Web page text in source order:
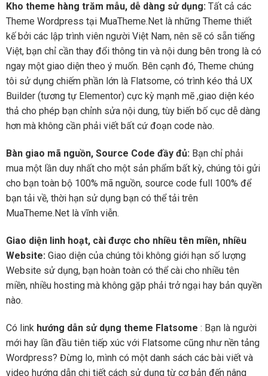
Kho theme hàng trăm mẫu, dễ dàng sử dụng: Tất cả các
Theme Wordpress tại MuaTheme.Net là những Theme thiết
kế bởi các lập trình viên người Việt Nam, nên sẽ có sẵn tiếng
Việt, bạn chỉ cần thay đổi thông tin và nội dung bên trong là có
ngay một giao diện theo ý muốn. Bên cạnh đó, Theme chúng
tôi sử dụng chiếm phần lớn là Flatsome, có trình kéo thả UX
Builder (tương tự Elementor) cực kỳ mạnh mẽ ,giao diện kéo
thả cho phép bạn chỉnh sửa nội dung, tùy biến bố cục dễ dàng
hơn mà không cần phải viết bất cứ đoạn code nào.
Bàn giao mã nguồn, Source Code đầy đủ: Bạn chỉ phải
mua một lần duy nhất cho một sản phẩm bất kỳ, chúng tôi gửi
cho bạn toàn bộ 100% mã nguồn, source code full 100% để
bạn tải về, thời hạn sử dụng bạn có thể tải trên
MuaTheme.Net là vĩnh viễn.
Giao diện linh hoạt, cài được cho nhiều tên miền, nhiều
Website: Giao diện của chúng tôi không giới hạn số lượng
Website sử dụng, bạn hoàn toàn có thể cài cho nhiều tên
miền, nhiều hosting mà không gặp phải trở ngại hay bản quyền
nào.
Có link hướng dẫn sử dụng theme Flatsome : Bạn là người
mới hay lần đầu tiên tiếp xúc với Flatsome cũng như nền tảng
Wordpress? Đừng lo, mình có một danh sách các bài viết và
video hướng dẫn chi tiết cách sử dụng từ cơ bản đến nâng